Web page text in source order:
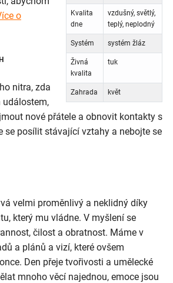
Kvalita
dne
vzdušný, světlý,
teplý, neplodný
Systém systém žláz
Živná
kvalita
tuk
Zahrada květ
o
nitra, zda
událostem,
nové přátele a obnovit kontakty s
se posílit stávající vztahy a nebojte se
velmi proměnlivý a neklidný díky
který mu vládne. V myšlení se
čilost a obratnost. Máme v
a plánů a vizí, které ovšem
Den přeje tvořivosti a umělecké
mnoho věcí najednou, emoce jsou